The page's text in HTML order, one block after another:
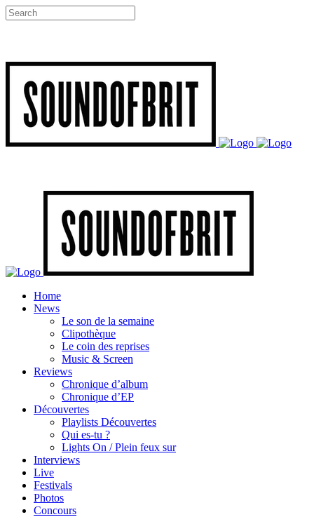
Home
News
Le son de la semaine
Clipothèque
Le coin des reprises
Music & Screen
Reviews
Chronique d’album
Chronique d’EP
Découvertes
Playlists Découvertes
Qui es-tu ?
Lights On / Plein feux sur
Interviews
Live
Festivals
Photos
Concours